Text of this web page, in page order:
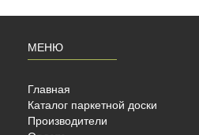
МЕНЮ
Главная
Каталог паркетной доски
Производители